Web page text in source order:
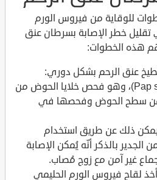
للوقاية من فيروس الورم
تقليل خطر الإصابة بسرطان عنق
هذه الخطوات:
تلطيخ عنق الرحم بشكل دوري:
(بالإنجليزية: Pap smears)، وهو فحص خلايا الحوض من
من سطح الحوض وفحصها في
ذلك عن طريق استخدام
الجدير بالذكر أنّه يُمكن الإصابة
غير آمن مع زوج مُصاب.
لقاح فيروس الورم الحليمي